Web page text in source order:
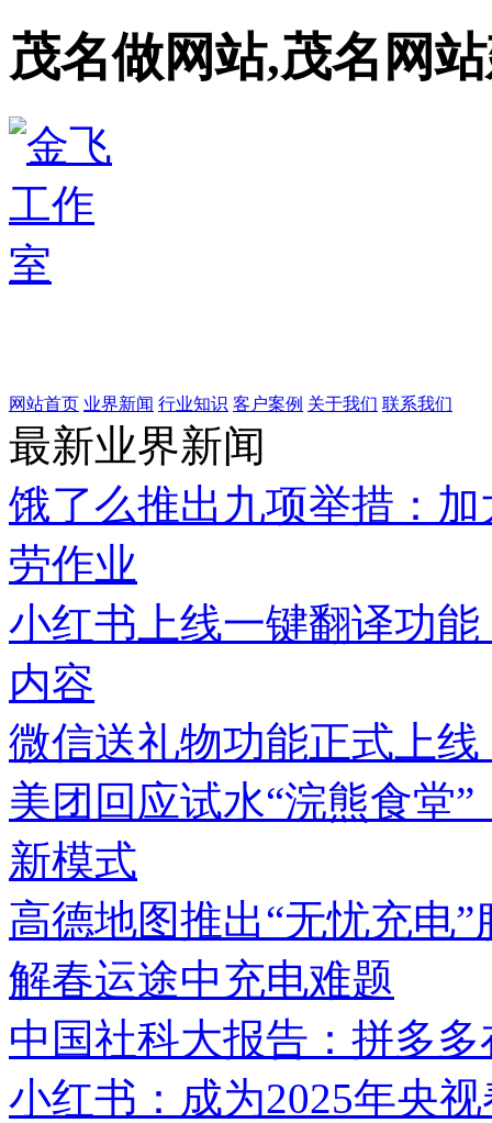
茂名做网站,茂名网
网站首页 业界新闻 行业知识 客户案例 关于我们 联系我们
最新业界新闻
饿了么推出九项举措：
劳作业
小红书上线一键翻译功
内容
微信送礼物功能正式上
美团回应试水“浣熊食堂
新模式
高德地图推出“无忧充电
解春运途中充电难题
中国社科大报告：拼多
小红书：成为2025年央